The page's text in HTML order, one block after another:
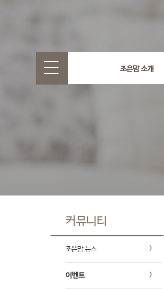
조은맘 소개
커뮤니티
조은맘 뉴스
이벤트